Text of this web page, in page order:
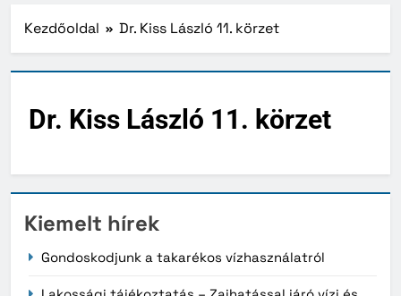
Kezdőoldal Dr. Kiss László 11. körzet
Dr. Kiss László 11. körzet
Kiemelt hírek
Gondoskodjunk a takarékos vízhasználatról